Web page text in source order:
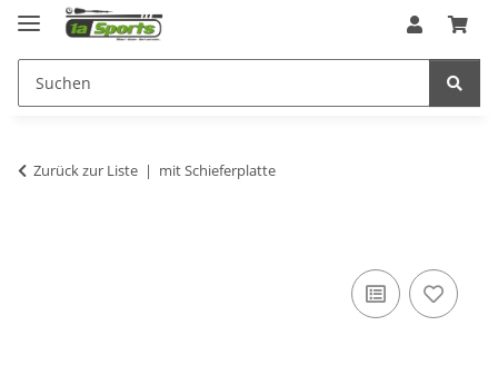
Zurück zur Liste mit Schieferplatte